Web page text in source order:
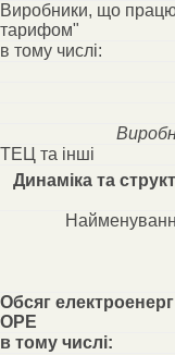
Виробники, що
тарифом"
в тому числі:
ТЕЦ та інші
Динаміка та
Обсяг
ОРЕ
в тому числі: